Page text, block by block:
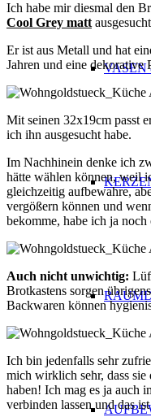
VASEN
Ich habe mir diesmal den
Cool Grey matt
Er ist aus Metall und hat
Jahren und eine dekorative
Mit seinen 32x19cm passt
ich ihn ausgesucht habe.
Im Nachhinein denke ich
hätte wählen können, weil
gleichzeitig aufbewahre,
vergößern können und
bekomme, habe ich ja
Auch nicht unwichtig:
Brotkastens sorgen
Backwaren können
Ich bin jedenfalls sehr
mich wirklich sehr, dass
haben! Ich mag es ja auch
verbinden lassen und das